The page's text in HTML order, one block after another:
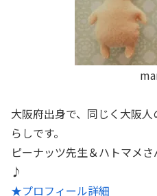
大阪府出身で、同じく大阪
らしです。
ピーナッツ先生＆ハトマメ
♪
★プロフィール詳細